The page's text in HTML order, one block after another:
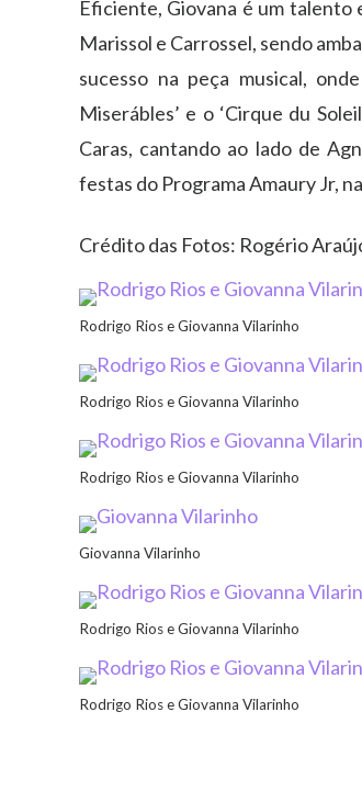
Eficiente, Giovana é um talento
Marissol e Carrossel, sendo
sucesso na peça musical,
Miserábles’ e o ‘Cirque du
Caras, cantando ao lado de
festas do Programa Amaury Jr,
Crédito das Fotos: Rogério
Rodrigo Rios e Giovanna Vilarinho
Rodrigo Rios e Giovanna Vilarinho
Rodrigo Rios e Giovanna Vilarinho
Giovanna Vilarinho
Rodrigo Rios e Giovanna Vilarinho
Rodrigo Rios e Giovanna Vilarinho